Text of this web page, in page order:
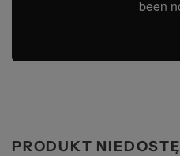
PRODUKT